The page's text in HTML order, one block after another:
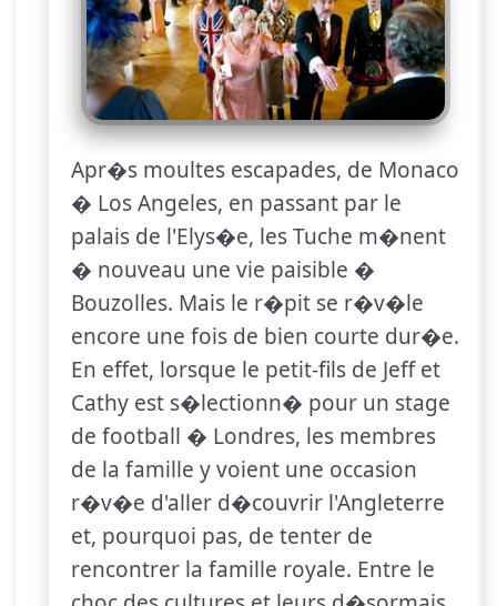
Apr�s moultes escapades, de Monaco
� Los Angeles, en passant par le
palais de l'Elys�e, les Tuche m�nent
� nouveau une vie paisible �
Bouzolles. Mais le r�pit se r�v�le
encore une fois de bien courte dur�e.
En effet, lorsque le petit-fils de Jeff et
Cathy est s�lectionn� pour un stage
de football � Londres, les membres
de la famille y voient une occasion
r�v�e d'aller d�couvrir l'Angleterre
et, pourquoi pas, de tenter de
rencontrer la famille royale. Entre le